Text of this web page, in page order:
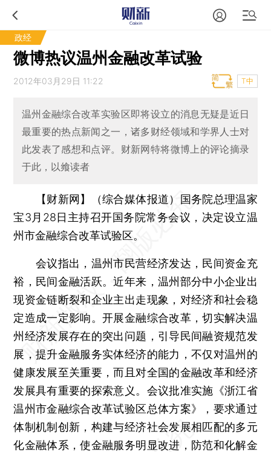
政经
微博热议温州金融改革试验
2012年03月29日 11:22 T中
温州金融综合改革实验区即将设立的消息无疑是近日
最重要的热点新闻之一，诸多财经领域和学界人士对
此发表了感想和点评。财新网特将微博上的评论摘录
于此，以飨读者
【财新网】（综合媒体报道）
国务院总理温家
宝3月28日主持召开国务院常务会议，决定设立温
州市金融综合改革试验区。
会议指出，温州市民营经济发达，民间资金充
裕，民间金融活跃。近年来，温州部分中小企业出
现资金链断裂和企业主出走现象，对经济和社会稳
定造成一定影响。开展金融综合改革，切实解决温
州经济发展存在的突出问题，引导民间融资规范发
展，提升金融服务实体经济的能力，不仅对温州的
健康发展至关重要，而且对全国的金融改革和经济
发展具有重要的探索意义。会议批准实施《浙江省
温州市金融综合改革试验区总体方案》，要求通过
体制机制创新，构建与经济社会发展相匹配的多元
化金融体系，使金融服务明显改进，防范和化解金